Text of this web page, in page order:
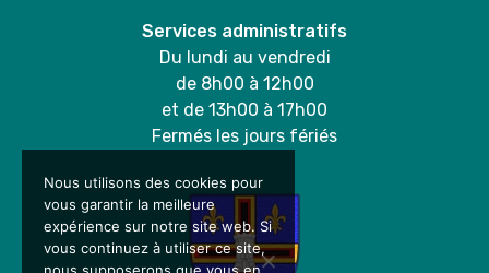
Services administratifs
Du lundi au vendredi
de 8h00 à 12h00
et de 13h00 à 17h00
Fermés les jours fériés
Nous utilisons des cookies pour
vous garantir la meilleure
expérience sur notre site web. Si
vous continuez à utiliser ce site,